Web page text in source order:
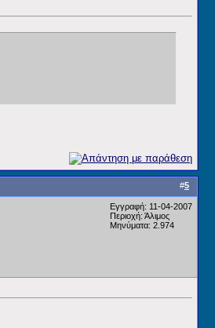
#5
Εγγραφή: 11-04-2007
Περιοχή: Άλιμος
Μηνύματα: 2.974